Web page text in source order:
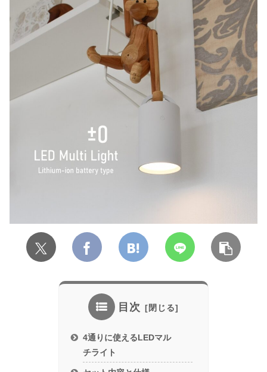
目次
4通りに使えるLEDマル
チライト